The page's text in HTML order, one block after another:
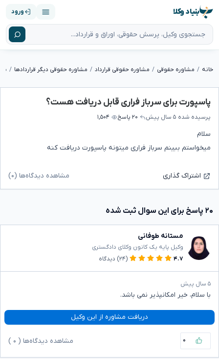
بنیاد وکلا ورود
خانه مشاوره حقوقی مشاوره حقوقی قرارداد مشاوره حقوقی دیگر قراردادها
پاسپورت برای سرباز فراری قابل دریافت هست؟
پرسیده شده ۵ سال پیش ۲۰ پاسخ ۱,۵۰۴
سلام
میخواستم ببینم سرباز فراری میتونه پاسپورت دریافت کنه
اشتراک گذاری مشاهده دیدگاه‌ها (۰)
۲۰ پاسخ برای این سوال ثبت شده
مستانه طوفانی
وکیل پایه یک کانون وکلای دادگستری
۴.۷
(۲۴) دیدگاه
۵ سال پیش
با سلام، خیر امکانپذیر نمی باشد.
دریافت مشاوره از این وکیل
۰ مشاهده دیدگاه‌ها ( ۰